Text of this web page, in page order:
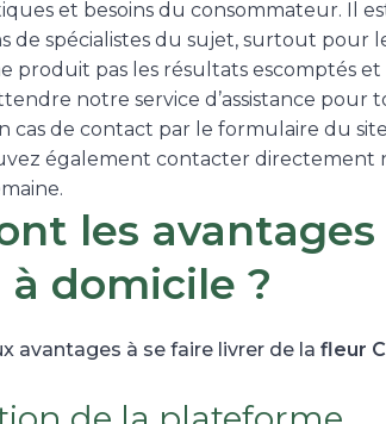
et besoins du consommateur. Il
de spécialistes du sujet, surtout pour
produit pas les résultats escomptés
notre service d’assistance
cas de contact par le formulaire du
également contacter directement
les avantages
à domicile ?
avantages à se faire livrer de la fleur